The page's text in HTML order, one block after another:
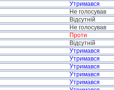
Утримався
Не голосував
Відсутній
Не голосував
Проти
Відсутній
Утримався
Утримався
Утримався
Утримався
Утримався